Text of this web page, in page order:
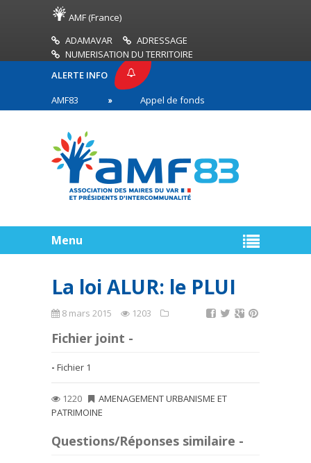
AMF (France)
ADAMAVAR
ADRESSAGE
NUMERISATION DU TERRITOIRE
ALERTE INFO
AMF83
Appel de fonds incendies de forêt
en première ligne
Menu
La loi ALUR: le PLUI
8 mars 2015 1203
Fichier joint -
Fichier 1
1220
AMENAGEMENT URBANISME ET
PATRIMOINE
Questions/Réponses similaire -